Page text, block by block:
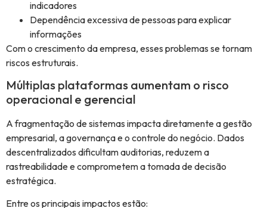
indicadores
Dependência excessiva de pessoas para explicar
informações
Com o crescimento da empresa, esses problemas se tornam
riscos estruturais.
Múltiplas plataformas aumentam o risco
operacional e gerencial
A fragmentação de sistemas impacta diretamente a gestão
empresarial, a governança e o controle do negócio. Dados
descentralizados dificultam auditorias, reduzem a
rastreabilidade e comprometem a tomada de decisão
estratégica.
Entre os principais impactos estão: